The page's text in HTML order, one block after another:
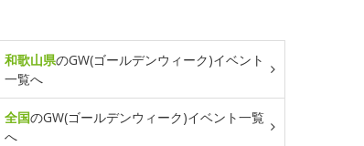
和歌山県のGW(ゴールデンウィーク)イベント
一覧へ
全国のGW(ゴールデンウィーク)イベント一覧
へ